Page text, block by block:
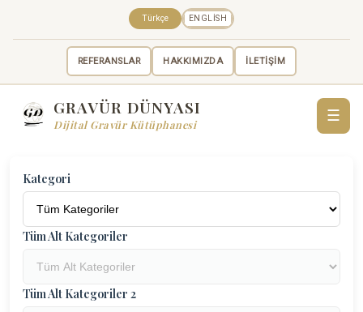
REFERANSLAR HAKKIMIZDA İLETİŞİM
Türkçe ENGLISH
GRAVÜR DÜNYASI
Dijital Gravür Kütüphanesi
☰
Kategori
Tüm Alt Kategoriler
Tüm Alt Kategoriler 2